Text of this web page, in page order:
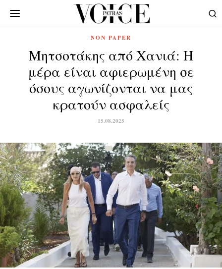
NON PAPER
Μητσοτάκης από Χανιά: Η
μέρα είναι αφιερωμένη σε
όσους αγωνίζονται να μας
κρατούν ασφαλείς
15.08.2025